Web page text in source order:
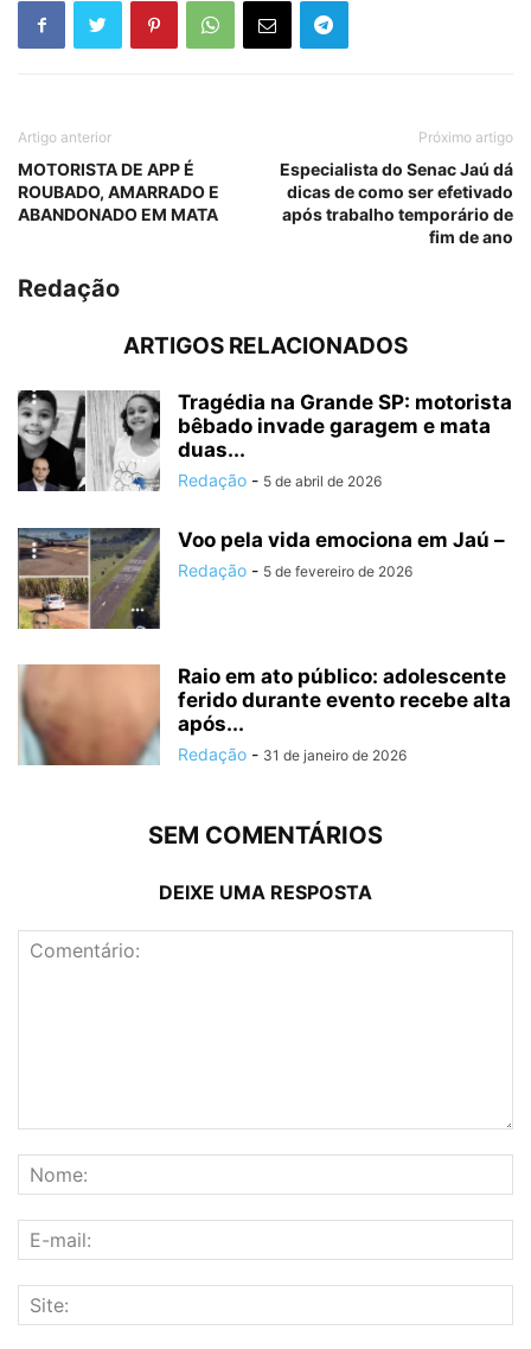
Artigo anterior
MOTORISTA DE APP É
ROUBADO, AMARRADO E
ABANDONADO EM MATA
Próximo artigo
Especialista do Senac Jaú dá
dicas de como ser efetivado
após trabalho temporário de
fim de ano
Redação
ARTIGOS RELACIONADOS
Tragédia na Grande SP: motorista
bêbado invade garagem e mata
duas...
Redação - 5 de abril de 2026
Voo pela vida emociona em Jaú –
Redação - 5 de fevereiro de 2026
Raio em ato público: adolescente
ferido durante evento recebe alta
após...
Redação - 31 de janeiro de 2026
SEM COMENTÁRIOS
DEIXE UMA RESPOSTA